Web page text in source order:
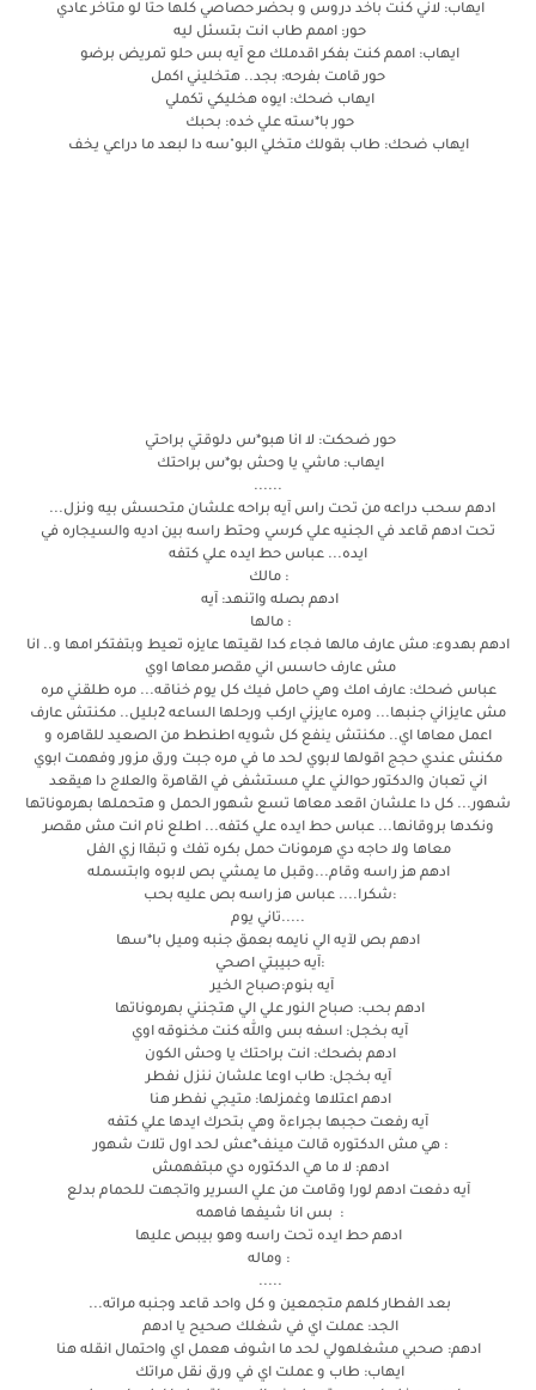
ايهاب: لاني كنت باخد دروس و بحضر حصاصي كلها حتا لو متاخر عادي
حور: اممم طاب انت بتسئل ليه
ايهاب: اممم كنت بفكر اقدملك مع آيه بس حلو تمريض برضو
حور قامت بفرحه: بجد.. هتخليني اكمل
ايهاب ضحك: ايوه هخليكي تكملي
حور با*سته علي خده: بحبك
ايهاب ضحك: طاب بقولك متخلي البو"سه دا لبعد ما دراعي يخف
حور ضحكت: لا انا هبو*س دلوقتي براحتي
ايهاب: ماشي يا وحش بو*س براحتك
......
ادهم سحب دراعه من تحت راس آيه براحه علشان متحسش بيه ونزل...
تحت ادهم قاعد في الجنيه علي كرسي وحتط راسه بين اديه والسيجاره في
ايده... عباس حط ايده علي كتفه
: مالك
ادهم بصله واتنهد: آيه
: مالها
ادهم بهدوء: مش عارف مالها فجاء كدا لقيتها عايزه تعيط وبتفتكر امها و.. انا
مش عارف حاسس اني مقصر معاها اوي
عباس ضحك: عارف امك وهي حامل فيك كل يوم خناقه... مره طلقني مره
مش عايزاني جنبها... ومره عايزني اركب ورحلها الساعه 2بليل.. مكنتش عارف
اعمل معاها اي.. مكنتش ينفع كل شويه اطنطط من الصعيد للقاهره و
مكنش عندي حجج اقولها لابوي لحد ما في مره جبت ورق مزور وفهمت ابوي
اني تعبان والدكتور حوالني علي مستشفى في القاهرة والعلاج دا هيقعد
شهور... كل دا علشان اقعد معاها تسع شهور الحمل و هتحملها بهرموناتها
ونكدها بروقانها... عباس حط ايده علي كتفه... اطلع نام انت مش مقصر
معاها ولا حاجه دي هرمونات حمل بكره تفك و تبقاا زي الفل
ادهم هز راسه وقام...وقبل ما يمشي بص لابوه وابتسمله
:شكرا.... عباس هز راسه بص عليه بحب
.....تاني يوم
ادهم بص لآيه الي نايمه بعمق جنبه وميل با*سها
:آيه حبيبتي اصحي
آيه بنوم:صباح الخير
ادهم بحب: صباح النور علي الي هتجنني بهرموناتها
آيه بخجل: اسفه بس والله كنت مخنوقه اوي
ادهم بضحك: انت براحتك يا وحش الكون
آيه بخجل: طاب اوعا علشان ننزل نفطر
ادهم اعتلاها وغمزلها: متيجي نفطر هنا
آيه رفعت حجبها بجراءة وهي بتحرك ايدها علي كتفه
: هي مش الدكتوره قالت مينف*عش لحد اول تلات شهور
ادهم: لا ما هي الدكتوره دي مبتفهمش
آيه دفعت ادهم لورا وقامت من علي السرير واتجهت للحمام بدلع
: بس انا شيفها فاهمه
ادهم حط ايده تحت راسه وهو بيبص عليها
: وماله
.....
بعد الفطار كلهم متجمعين و كل واحد قاعد وجنبه مراته...
الجد: عملت اي في شغلك صحيح يا ادهم
ادهم: صحبي مشغلهولي لحد ما اشوف هعمل اي واحتمال انقله هنا
ايهاب: طاب و عملت اي في ورق نقل مراتك